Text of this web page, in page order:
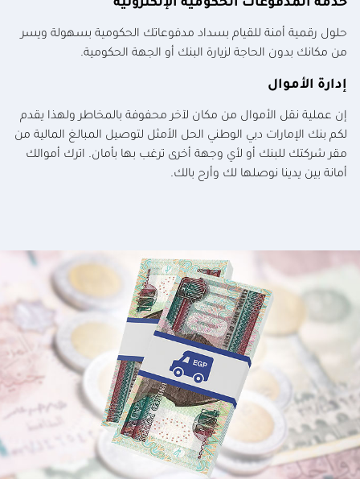
خدمة المدفوعات الحكومية الإلكترونية
حلول رقمية أمنة للقيام بسداد مدفوعاتك الحكومية بسهولة ويسر
من مكانك بدون الحاجة لزيارة البنك أو الجهة الحكومية.
إدارة الأموال
إن عملية نقل الأموال من مكان لآخر محفوفة بالمخاطر ولهذا يقدم
لكم بنك الإمارات دبي الوطني الحل الأمثل لتوصيل المبالغ المالية من
مقر شركتك للبنك أو لأي وجهة أخرى ترغب بها بأمان. اترك أموالك
أمانة بين يدينا نوصلها لك وأرح بالك.